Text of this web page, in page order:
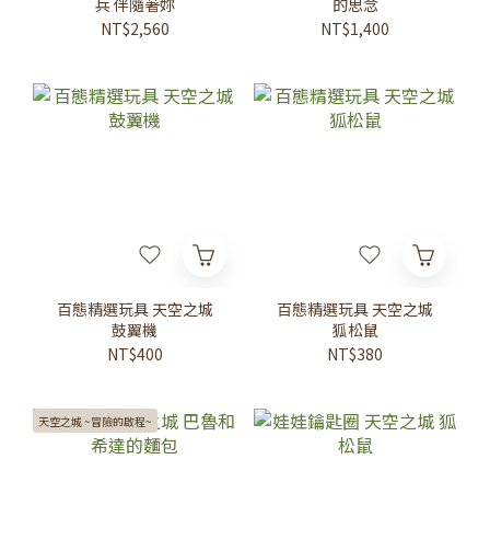
兵 伴隨著妳
NT$2,560
的思念
NT$1,400
百態精選玩具 天空之城
鼓翼機
NT$400
百態精選玩具 天空之城
狐松鼠
NT$380
天空之城 ~冒險的啟程~